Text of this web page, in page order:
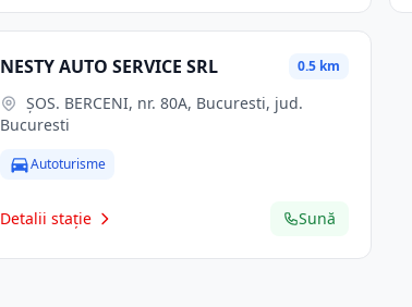
NESTY AUTO SERVICE SRL 0.5 km
Bucuresti
Autoturisme
Detalii stație Sună